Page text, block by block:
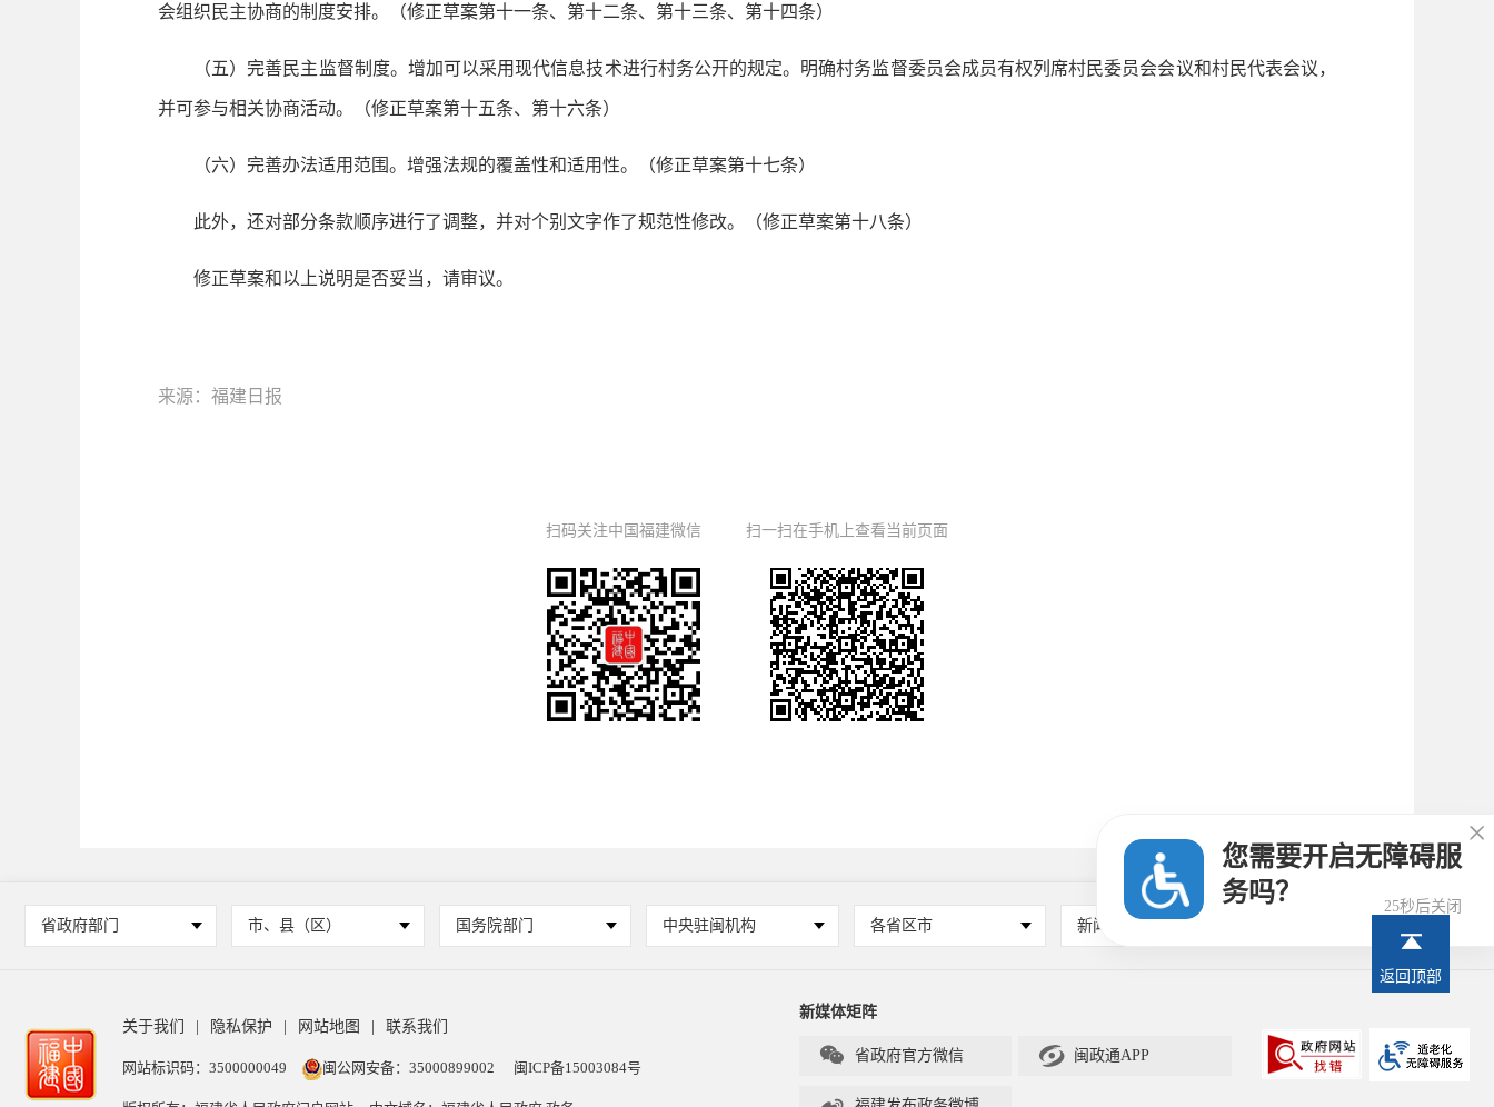
会组织民主协商的制度安排。（修正草案第十一条、第十二条、第十三条、第十四条）
（五）完善民主监督制度。 增加可以采用现代信息技术进行村务公开的规定。明确村务监督委员会成员有权列席村民委员会会议和村民代表会议，
并可参与相关协商活动。（修正草案第十五条、第十六条）
（六）完善办法适用范围。 增强法规的覆盖性和适用性。（修正草案第十七条）
此外，还对部分条款顺序进行了调整，并对个别文字作了规范性修改。（修正草案第十八条）
修正草案和以上说明是否妥当，请审议。
来源：福建日报
扫码关注中国福建微信 扫一扫在手机上查看当前页面
省政府部门 市、县（区） 国务院部门 中央驻闽机构 各省区市 新闻媒体
关于我们 隐私保护 网站地图 联系我们
网站标识码：3500000049 闽公网安备：35000899002 闽ICP备15003084号
新媒体矩阵
 省政府官方微信  闽政通APP
返回顶部
您需要开启无障碍服
务吗？
24秒后关闭
